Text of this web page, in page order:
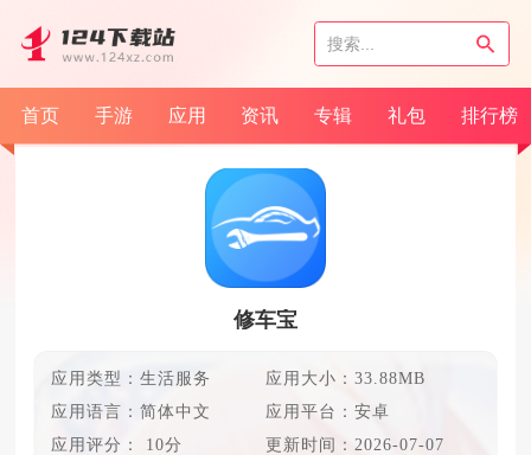
首页 手游 应用 资讯 专辑 礼包 排行榜
修车宝
应用类型：生活服务
应用大小：33.88MB
应用语言： 简体中文
应用平台：安卓
应用评分： 10分 更新时间： 2026-07-07